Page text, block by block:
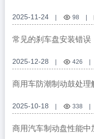
2025-11-24 98
汽车制动轮毂质量控制
汽
制动轮毂制造中的风险预防
常见的刹车盘安装错误
2025-12-28 426
刹车盘加工
刹车安全
商用车防潮制动鼓处
2025-10-18 338
商用车制动系统维护
制动
制动鼓表面防护技术
商用汽车制动盘性能中